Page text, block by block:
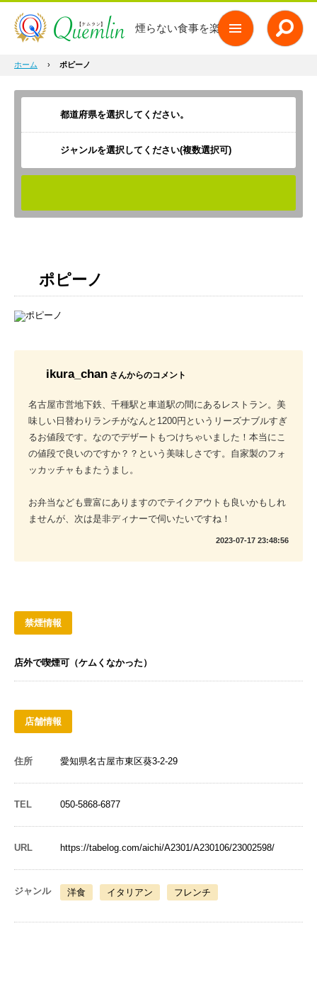
煙らない食事を楽しもう
ホーム › ポピーノ
ジャンルを選択してください(複数選択可)
ポピーノ
ikura_chan さんからのコメント
名古屋市営地下鉄、千種駅と車道駅の間にあるレストラン。美
味しい日替わりランチがなんと1200円というリーズナブルすぎ
るお値段です。なのでデザートもつけちゃいました！本当にこ
の値段で良いのですか？？という美味しさです。自家製のフォ
ッカッチャもまたうまし。
お弁当なども豊富にありますのでテイクアウトも良いかもしれ
ませんが、次は是非ディナーで伺いたいですね！
2023-07-17 23:48:56
禁煙情報
店外で喫煙可（ケムくなかった）
店舗情報
住所 愛知県名古屋市東区葵3-2-29
TEL 050-5868-6877
URL https://tabelog.com/aichi/A2301/A230106/23002598/
ジャンル 洋食 イタリアン フレンチ